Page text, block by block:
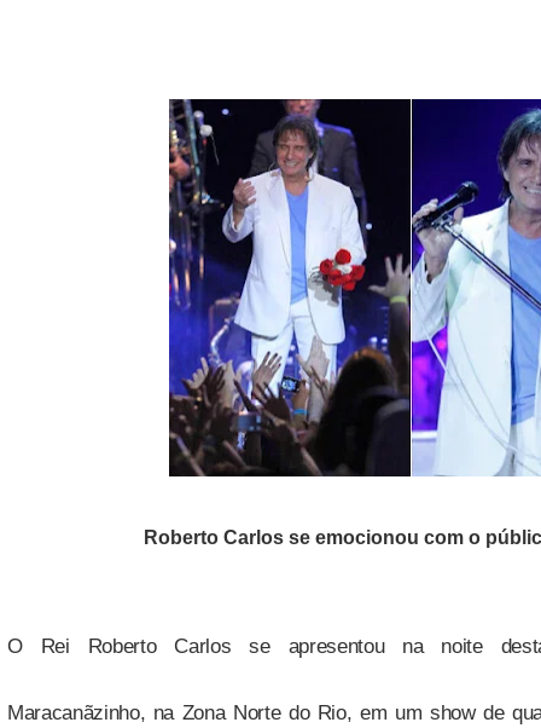
Roberto Carlos se emocionou com o
O Rei Roberto Carlos se apresentou na noite
Maracanãzinho, na Zona Norte do Rio, em um show de